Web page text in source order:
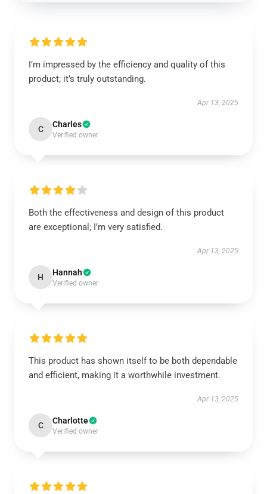
I’m impressed by the efficiency and quality of this
product; it’s truly outstanding.
Apr 13, 2025
C Charles
Verified owner
Both the effectiveness and design of this product
are exceptional; I’m very satisfied.
Apr 13, 2025
H Hannah
Verified owner
This product has shown itself to be both dependable
and efficient, making it a worthwhile investment.
Apr 13, 2025
C Charlotte
Verified owner